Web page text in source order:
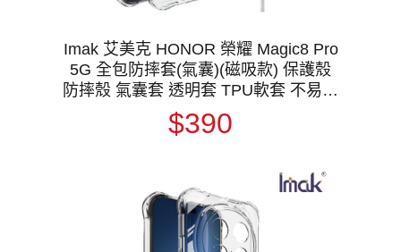
Imak 艾美克 HONOR 榮耀 Magic8 Pro
5G 全包防摔套(氣囊)(磁吸款) 保護殼
防摔殼 氣囊套 透明套 TPU軟套 不易發
黃 支援 MagSafe
$390